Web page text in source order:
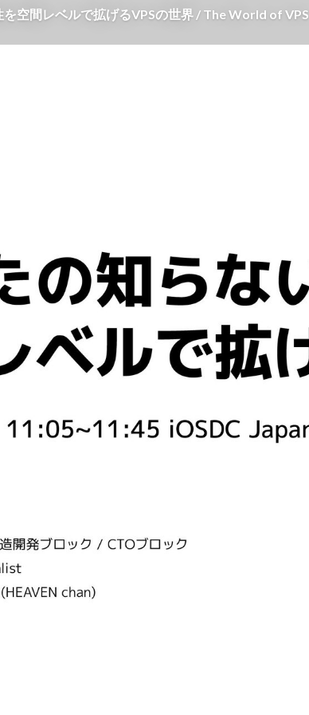
空間レベルで拡げるVPSの世界 / The World of VPS